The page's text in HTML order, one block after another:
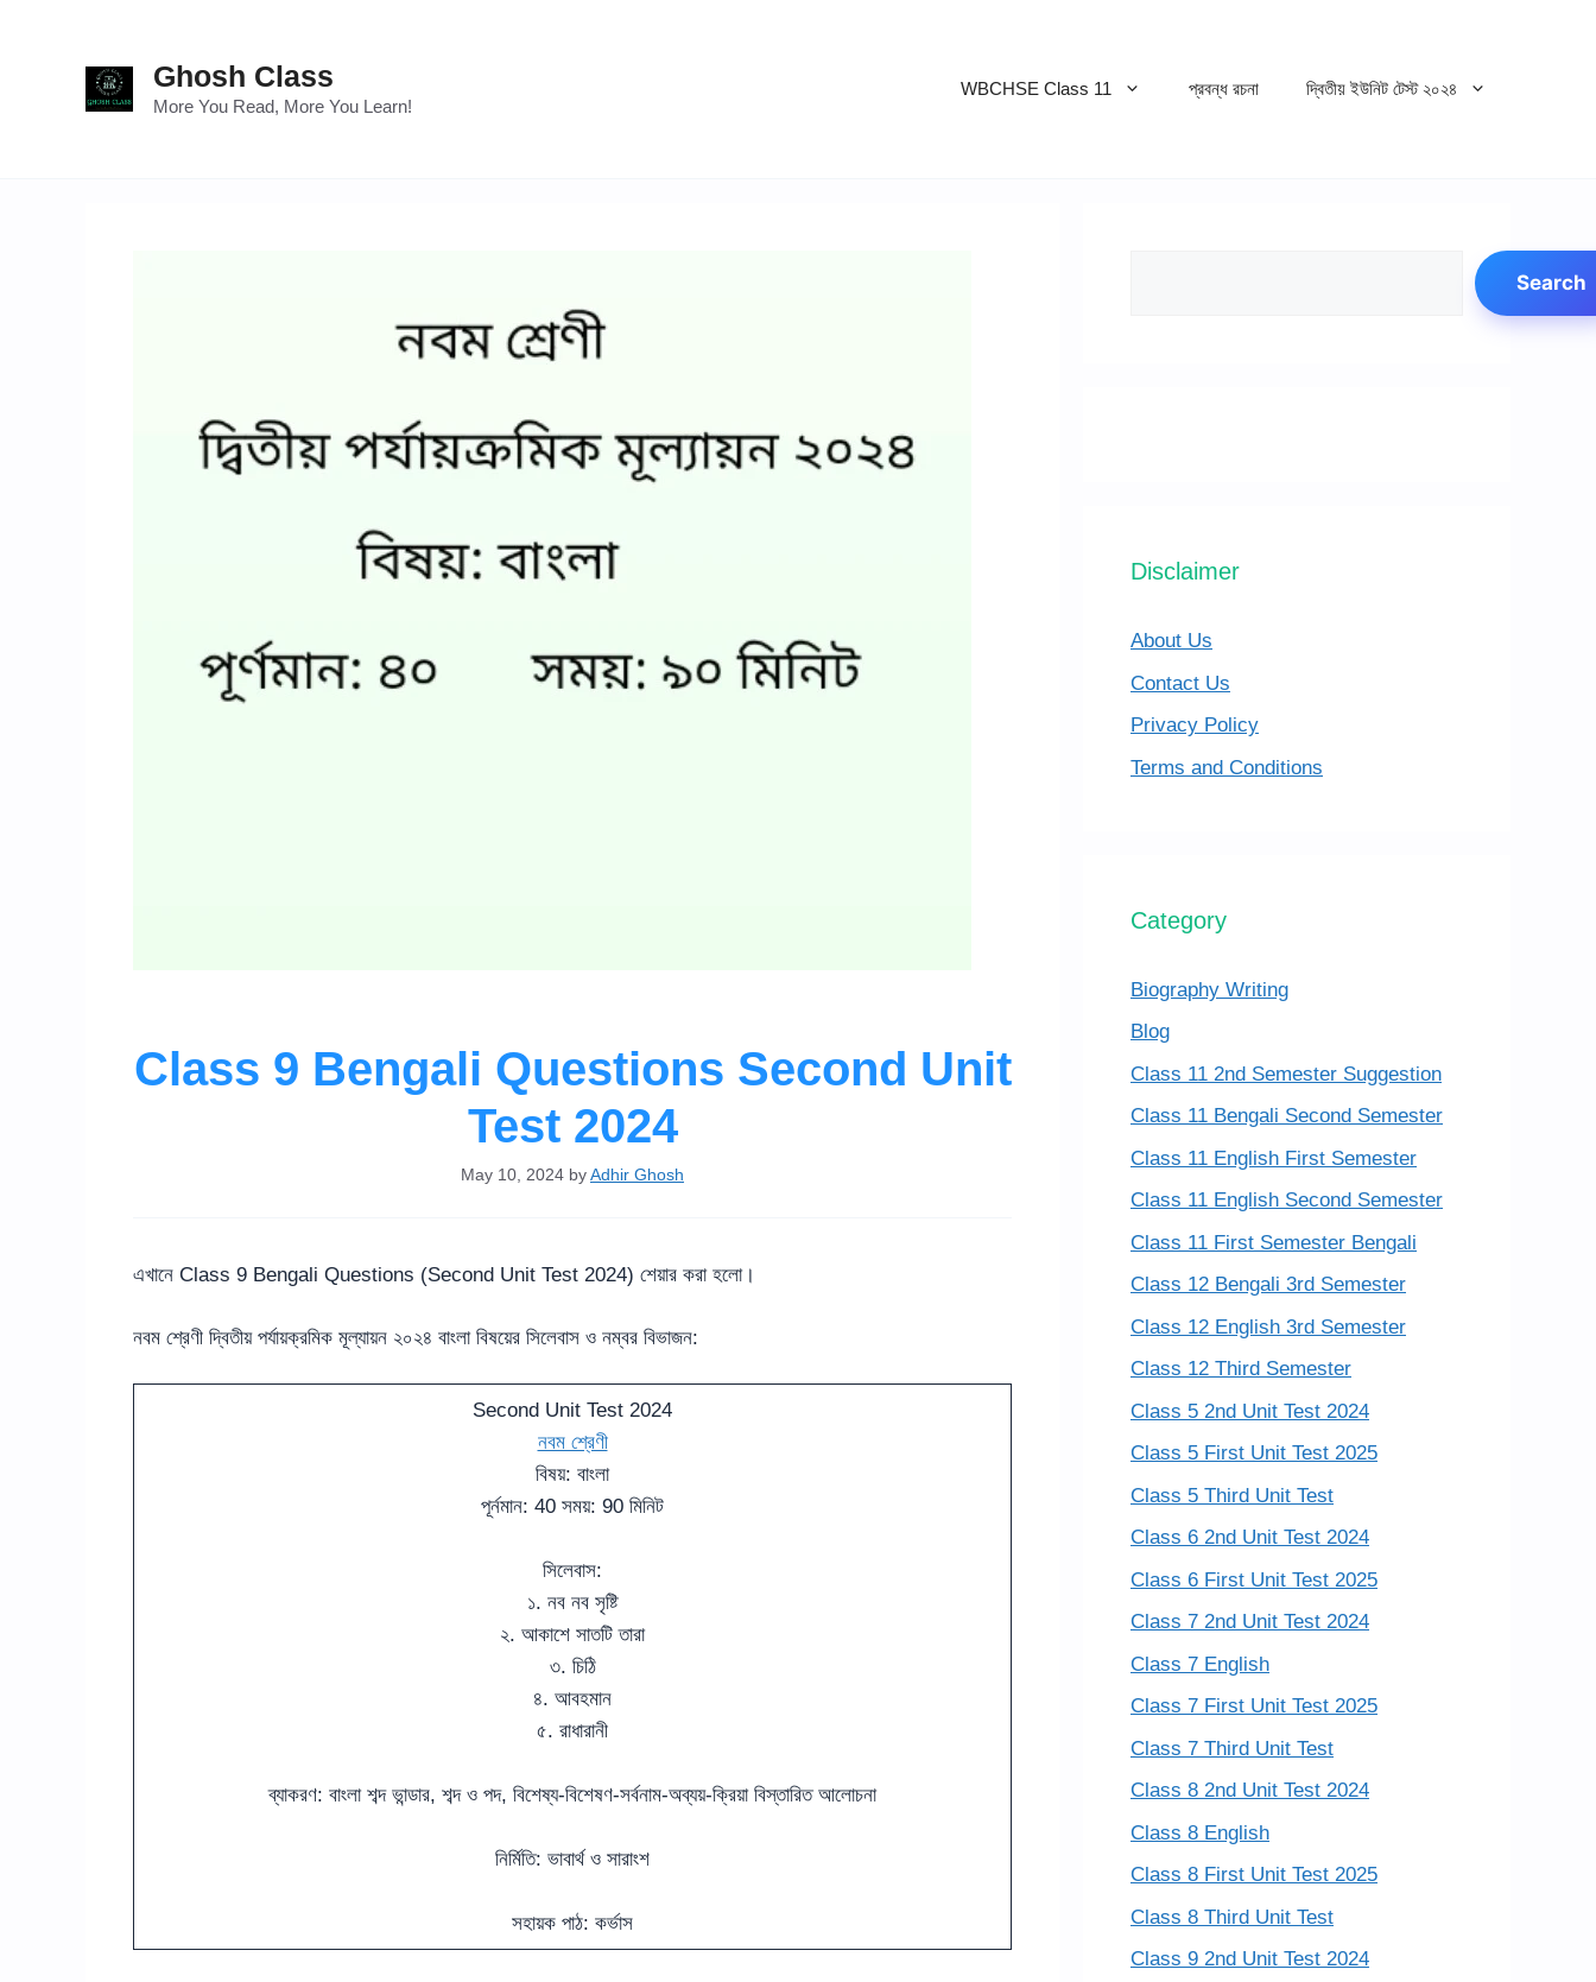
Ghosh Class
More You Read, More You Learn!
WBCHSE Class 11 প্রবন্ধ রচনা দ্বিতীয় ইউনিট টেস্ট ২০২৪
Class 9 Bengali Questions Second Unit
Test 2024
May 10, 2024 byAdhir Ghosh
এখানে Class 9 Bengali Questions (Second Unit Test 2024) শেয়ার করা হলো।
নবম শ্রেণী দ্বিতীয় পর্যায়ক্রমিক মূল্যায়ন ২০২৪ বাংলা বিষয়ের সিলেবাস ও নম্বর বিভাজন:
Second Unit Test 2024
নবম শ্রেণী
বিষয়: বাংলা
পূর্নমান: 40 সময়: 90 মিনিট
সিলেবাস:
১. নব নব সৃষ্টি
২. আকাশে সাতটি তারা
৩. চিঠি
৪. আবহমান
৫. রাধারানী
ব্যাকরণ: বাংলা শব্দ ভান্ডার, শব্দ ও পদ, বিশেষ্য-বিশেষণ-সর্বনাম-অব্যয়-ক্রিয়া বিস্তারিত আলোচনা
নির্মিতি: ভাবার্থ ও সারাংশ
সহায়ক পাঠ: কর্ভাস
Search
Disclaimer
About Us
Contact Us
Privacy Policy
Terms and Conditions
Category
Biography Writing
Blog
Class 11 2nd Semester Suggestion
Class 11 Bengali Second Semester
Class 11 English First Semester
Class 11 English Second Semester
Class 11 First Semester Bengali
Class 12 Bengali 3rd Semester
Class 12 English 3rd Semester
Class 12 Third Semester
Class 5 2nd Unit Test 2024
Class 5 First Unit Test 2025
Class 5 Third Unit Test
Class 6 2nd Unit Test 2024
Class 6 First Unit Test 2025
Class 7 2nd Unit Test 2024
Class 7 English
Class 7 First Unit Test 2025
Class 7 Third Unit Test
Class 8 2nd Unit Test 2024
Class 8 English
Class 8 First Unit Test 2025
Class 8 Third Unit Test
Class 9 2nd Unit Test 2024